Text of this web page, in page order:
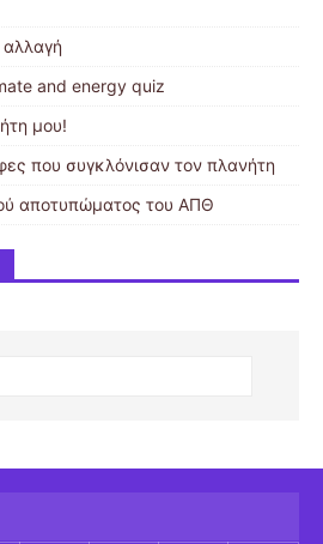
αλλαγή
and energy quiz
μου!
που συγκλόνισαν τον πλανήτη
αποτυπώματος του ΑΠΘ